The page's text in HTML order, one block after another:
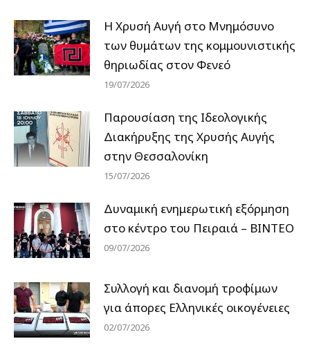
Η Χρυσή Αυγή στο Μνημόσυνο
των θυμάτων της κομμουνιστικής
θηριωδίας στον Φενεό
19/07/2026
Παρουσίαση της Ιδεολογικής
Διακήρυξης της Χρυσής Αυγής
στην Θεσσαλονίκη
15/07/2026
Δυναμική ενημερωτική εξόρμηση
στο κέντρο του Πειραιά – ΒΙΝΤΕΟ
09/07/2026
Συλλογή και διανομή τροφίμων
για άπορες Ελληνικές οικογένειες
02/07/2026